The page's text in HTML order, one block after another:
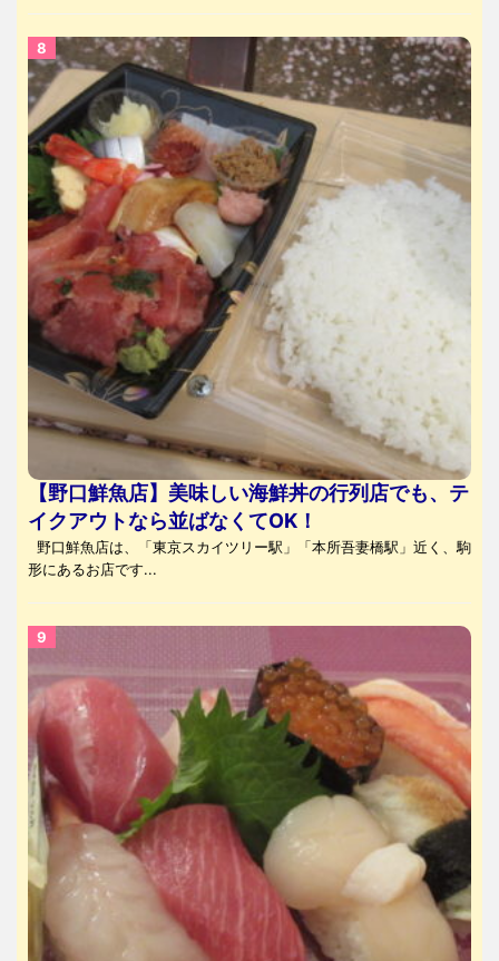
【野口鮮魚店】美味しい海鮮丼の行列店でも、テ
イクアウトなら並ばなくてOK！
野口鮮魚店は、「東京スカイツリー駅」「本所吾妻橋駅」近く、駒
形にあるお店です...